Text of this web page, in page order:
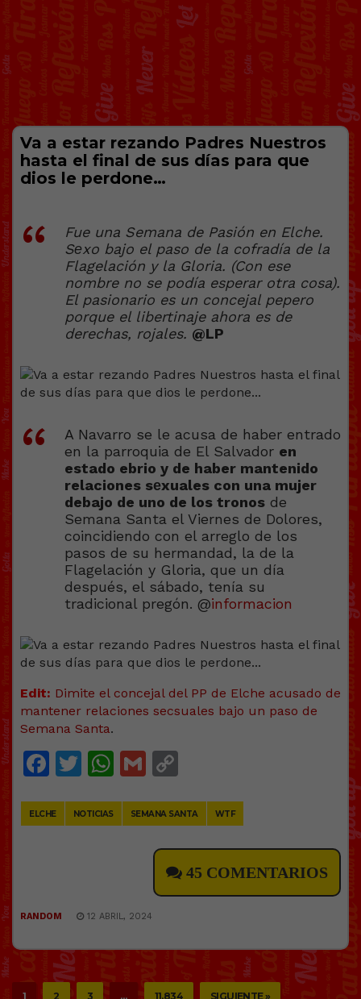
Va a estar rezando Padres Nuestros
hasta el final de sus días para que
dios le perdone…
Fue una Semana de Pasión en Elche.
Sеxo bajo el paso de la cofradía de la
Flagelación y la Gloria. (Con ese
nombre no se podía esperar otra cosa).
El pasionario es un concejal pepero
porque el libertinaje ahora es de
derechas, rojales. @LP
A Navarro se le acusa de haber entrado
en la parroquia de El Salvador en
estado ebrio y de haber mantenido
relaciones sеxuales con una mujer
debajo de uno de los tronos de
Semana Santa el Viernes de Dolores,
coincidiendo con el arreglo de los
pasos de su hermandad, la de la
Flagelación y Gloria, que un día
después, el sábado, tenía su
tradicional pregón. @informacion
Edit: Dimite el concejal del PP de Elche acusado de
mantener relaciones secsuales bajo un paso de
Semana Santa.
Facebook
Twitter
WhatsApp
Gmail
ELCHE NOTICIAS SEMANA SANTA WTF
45 COMENTARIOS
RANDOM 12 ABRIL, 2024
1 2 3 … 11.834 SIGUIENTE »